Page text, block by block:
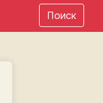
Поиск